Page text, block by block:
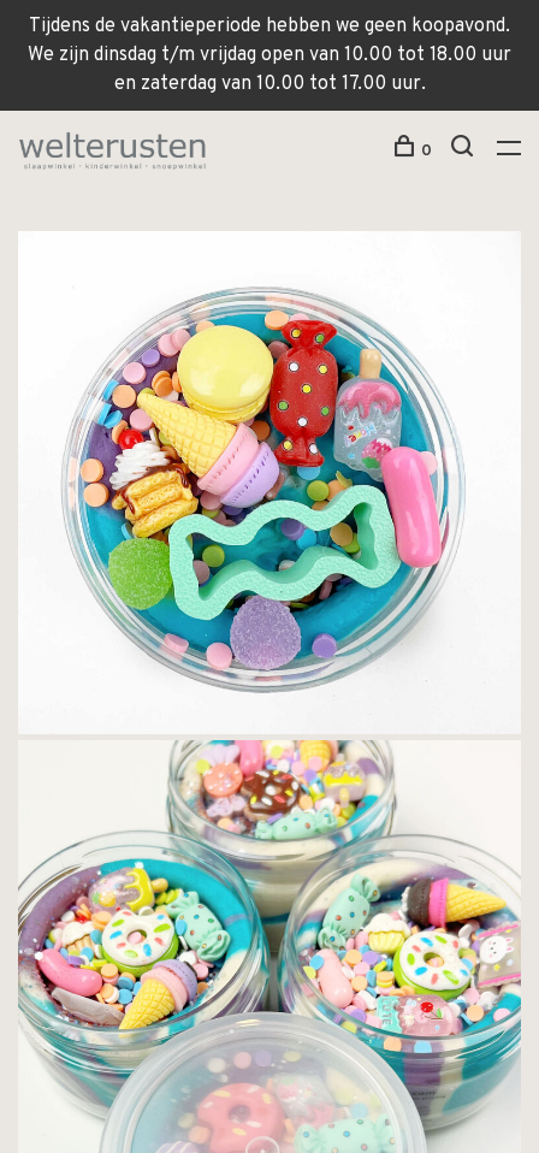
Tijdens de vakantieperiode hebben we geen koopavond.
We zijn dinsdag t/m vrijdag open van 10.00 tot 18.00 uur
en zaterdag van 10.00 tot 17.00 uur.
0